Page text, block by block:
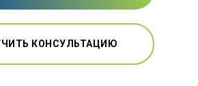
КОНСУЛЬТАЦИЮ